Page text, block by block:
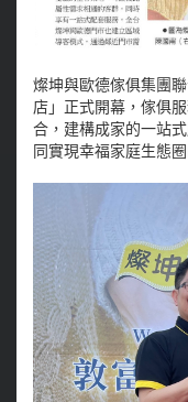
燦坤與歐德傢俱集團
店」正式開幕，傢俱
合，建構成家的一站
同實現幸福家庭生態